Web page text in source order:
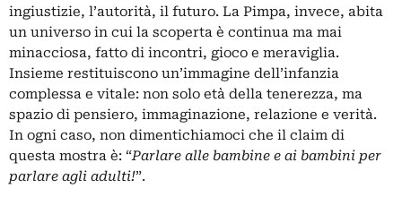
ingiustizie, l’autorità, il futuro. La Pimpa, invece, abita
un universo in cui la scoperta è continua ma mai
minacciosa, fatto di incontri, gioco e meraviglia.
Insieme restituiscono un’immagine dell’infanzia
complessa e vitale: non solo età della tenerezza, ma
spazio di pensiero, immaginazione, relazione e verità.
In ogni caso, non dimentichiamoci che il claim di
questa mostra è: “Parlare alle bambine e ai bambini per
parlare agli adulti!”.